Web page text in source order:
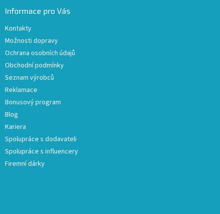
Informace pro Vás
Kontakty
Možnosti dopravy
Ochrana osobních údajů
Obchodní podmínky
Seznam výrobců
Reklamace
Bonusový program
Blog
Kariera
Spolupráce s dodavateli
Spolupráce s influencery
Firemní dárky